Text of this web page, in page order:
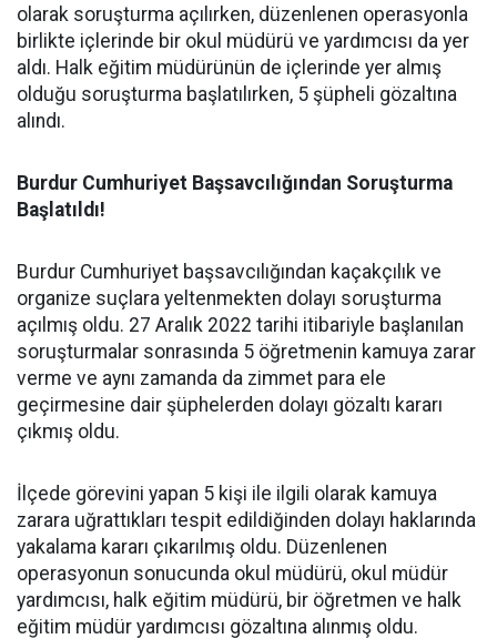
olarak soruşturma açılırken, düzenlenen operasyonla
birlikte içlerinde bir okul müdürü ve yardımcısı da yer
aldı. Halk eğitim müdürünün de içlerinde yer almış
olduğu soruşturma başlatılırken, 5 şüpheli gözaltına
alındı.
Burdur Cumhuriyet Başsavcılığından Soruşturma
Başlatıldı!
Burdur Cumhuriyet başsavcılığından kaçakçılık ve
organize suçlara yeltenmekten dolayı soruşturma
açılmış oldu. 27 Aralık 2022 tarihi itibariyle başlanılan
soruşturmalar sonrasında 5 öğretmenin kamuya zarar
verme ve aynı zamanda da zimmet para ele
geçirmesine dair şüphelerden dolayı gözaltı kararı
çıkmış oldu.
İlçede görevini yapan 5 kişi ile ilgili olarak kamuya
zarara uğrattıkları tespit edildiğinden dolayı haklarında
yakalama kararı çıkarılmış oldu. Düzenlenen
operasyonun sonucunda okul müdürü, okul müdür
yardımcısı, halk eğitim müdürü, bir öğretmen ve halk
eğitim müdür yardımcısı gözaltına alınmış oldu.